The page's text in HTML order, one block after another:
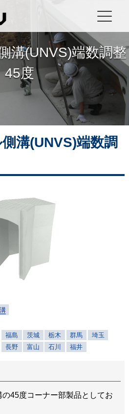
溝(UNVS)端数調整
45度
溝(UNVS)端数調
福島 茨城 栃木 群馬
埼玉
長野 富山 石川 福井
45度コーナー部製品としてお